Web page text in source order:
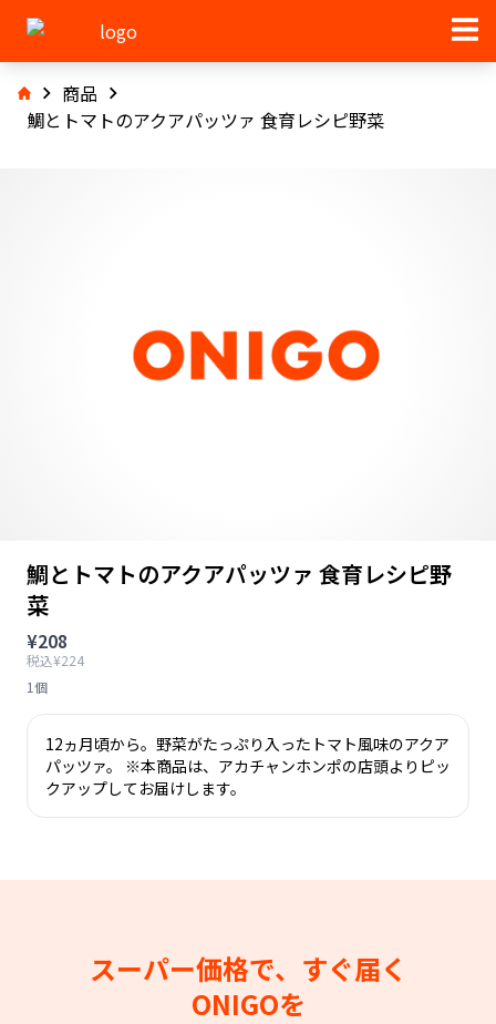
商品
鯛とトマトのアクアパッツァ 食育レシピ野菜
鯛とトマトのアクアパッツァ 食育レシピ野
菜
¥208
税込¥224
1個
12ヵ月頃から。野菜がたっぷり入ったトマト風味のアクア
パッツァ。 ※本商品は、アカチャンホンポの店頭よりピッ
クアップしてお届けします。
スーパー価格で、すぐ届く
ONIGOを